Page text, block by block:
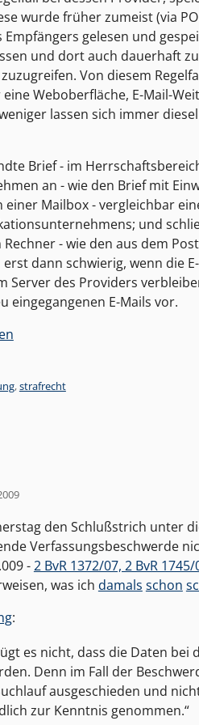
wurde früher zumeist (via
Empfängers gelesen und
und dort auch dauerhaft
Von diesem
Weboberfläche, E-Mail-
lassen sich immer
Brief - im
an - wie den Brief mit
Mailbox - vergleichbar
und
- wie den aus dem
dann schwierig, wenn die
Server des Providers
eingegangenen E-Mails vor.
,strafrecht
den Schlußstrich unter
Verfassungsbeschwerde
-2 BvR 1372/07, 2 BvR 1745/
was ich damals schon
:
es nicht, dass die Daten bei
Denn im Fall der
ausgeschieden und
zur Kenntnis genommen.